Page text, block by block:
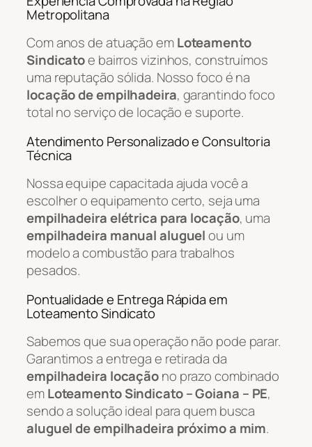
Metropolitana
Com anos de atuação emLoteamento
Sindicatoe bairros vizinhos, construímos
uma reputação sólida. Nosso foco é na
locação de empilhadeira, garantindo foco
total no serviço de locação e suporte.
Atendimento Personalizado e Consultoria
Técnica
Nossa equipe capacitada ajuda você a
escolher o equipamento certo, seja uma
empilhadeira elétrica para locação, uma
empilhadeira manual aluguelou um
modelo a combustão para trabalhos
pesados.
Pontualidade e Entrega Rápida em
Loteamento Sindicato
Sabemos que sua operação não pode parar.
Garantimos a entrega e retirada da
empilhadeira locaçãono prazo combinado
emLoteamento Sindicato – Goiana – PE,
sendo a solução ideal para quem busca
aluguel de empilhadeira próximo a mim.